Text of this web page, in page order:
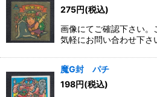
275円(税込)
画像にてご確認下さい。
気軽にお問い合わせ下さ
魔G封 パチ
198円(税込)